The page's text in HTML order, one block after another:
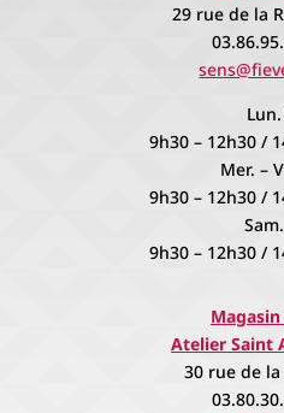
29 rue de la
9h30 – 12h30 /
Mer. –
9h30 – 12h30 /
9h30 – 12h30 /
Atelier Saint
30 rue de